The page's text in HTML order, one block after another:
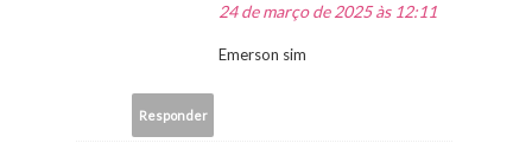
24 de março de 2025 às 12:11
Emerson sim
Responder